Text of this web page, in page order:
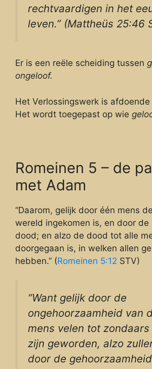
rechtvaardigen in het
leven.” (Mattheüs 25:46
Er is een reële scheiding tussen
ongeloof.
Het Verlossingswerk is afdoende
Het wordt toegepast op wie
Romeinen 5 – de
met Adam
“Daarom, gelijk door één mens
wereld ingekomen is, en door de
dood; en alzo de dood tot alle
doorgegaan is, in welken allen
hebben.” (Romeinen 5:12 STV)
“Want gelijk door de
ongehoorzaamheid van
mens velen tot
zijn geworden, alzo
door de